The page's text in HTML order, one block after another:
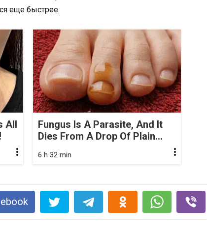
All
Fungus Is A Parasite, And It
Dies From A Drop Of Plain...
6 h 32 min